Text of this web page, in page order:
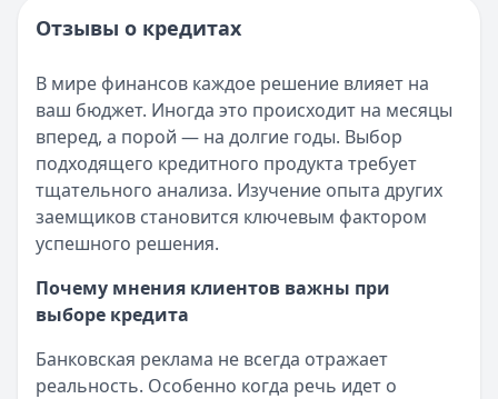
Отзывы о кредитах
В мире финансов каждое решение влияет на
ваш бюджет. Иногда это происходит на месяцы
вперед, а порой — на долгие годы. Выбор
подходящего кредитного продукта требует
тщательного анализа. Изучение опыта других
заемщиков становится ключевым фактором
успешного решения.
Почему мнения клиентов важны при
выборе кредита
Банковская реклама не всегда отражает
реальность. Особенно когда речь идет о